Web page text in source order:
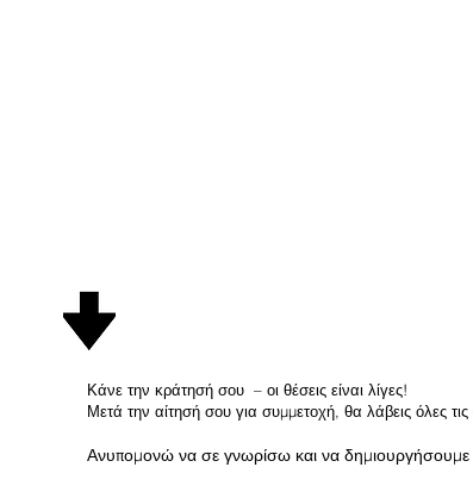
Κάνε την κράτησή σου – οι θέσεις είναι λίγες!
Μετά την αίτησή σου για συμμετοχή, θα λάβεις όλες
Ανυπομονώ να σε γνωρίσω και να δημιουργήσουμε